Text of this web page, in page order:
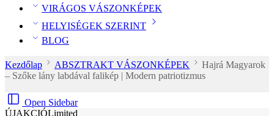
VIRÁGOS VÁSZONKÉPEK
HELYISÉGEK SZERINT
BLOG
Kezdőlap ABSZTRAKT VÁSZONKÉPEK
Hajrá Magyarok
– Szőke lány labdával falikép | Modern patriotizmus
Open Sidebar
ÚJAKCIÓLimited